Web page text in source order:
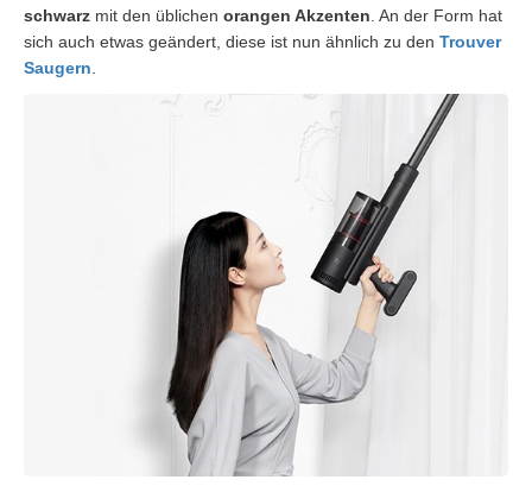
schwarz mit den üblichen orangen Akzenten . An der Form hat
sich auch etwas geändert, diese ist nun ähnlich zu den Trouver
Saugern